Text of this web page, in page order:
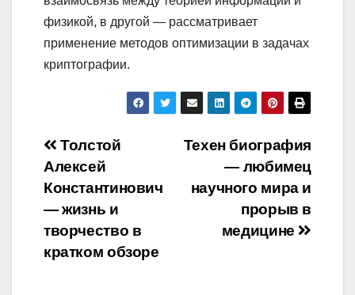
физикой, в другой — рассматривает
применение методов оптимизации в задачах
криптографии.
Навигация
по
записям
Техен биография
— любимец
научного мира и
прорыв в
медицине
Толстой
Алексей
Константинович
— жизнь и
творчество в
кратком обзоре